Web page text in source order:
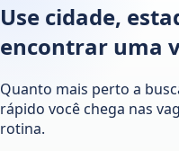
Use cidade,
encontrar uma
Quanto mais perto a
rápido você chega nas
rotina.